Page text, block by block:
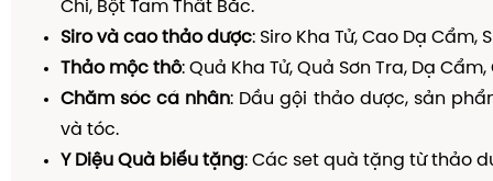
Chi, Bột Tam Thất Bắc.
Siro và cao thảo dược: Siro Kha Tử, Cao Dạ Cẩm,
Thảo mộc thô: Quả Kha Tử, Quả Sơn Tra, Dạ Cẩm,
Chăm sóc cá nhân: Dầu gội thảo dược, sản
và tóc.
Y Diệu Quà biếu tặng: Các set quà tặng từ thảo